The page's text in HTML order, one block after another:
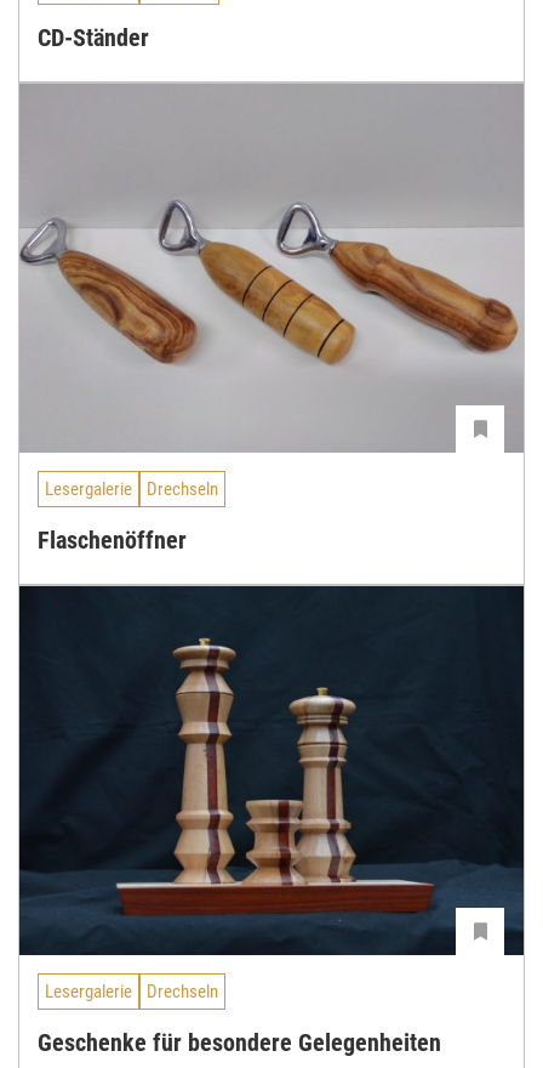
CD-Ständer
Lesergalerie Drechseln
Flaschenöffner
Lesergalerie Drechseln
Geschenke für besondere Gelegenheiten